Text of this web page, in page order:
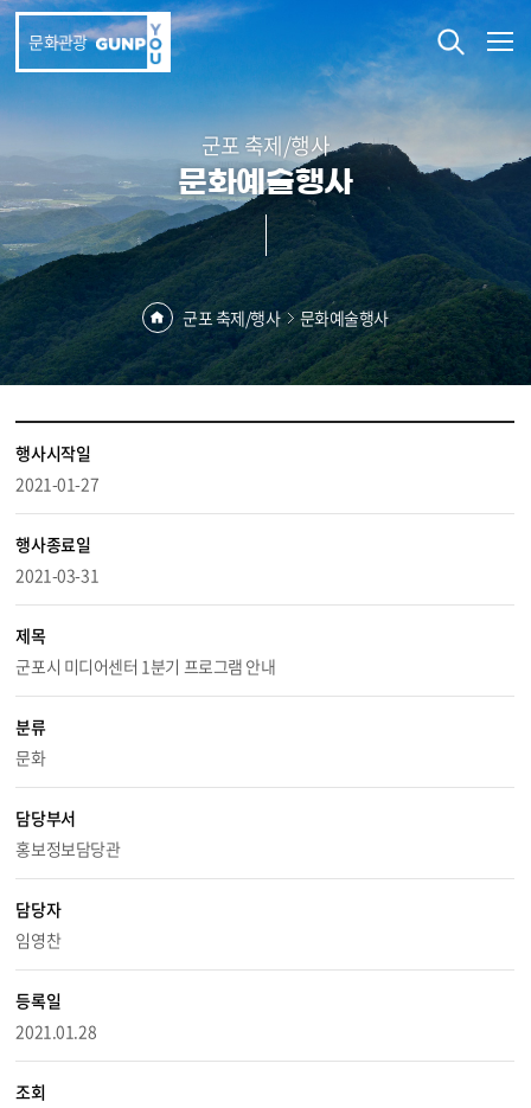
본문 바로가기
문화관광
군포 축제/행사
문화예술행사
군포 축제/행사 문화예술행사
행사시작일
2021-01-27
행사종료일
2021-03-31
제목
군포시 미디어센터 1분기 프로그램 안내
분류
문화
담당부서
홍보정보담당관
담당자
임영찬
등록일
2021.01.28
조회